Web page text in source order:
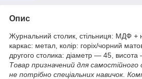
Опис
Журнальний столик, стільниця: МДФ +
каркас: метал, колір: горіх/чорний
другого столика: діаметр — 45, висота
Товар призначений для самостійного
не потрібно спеціальних навичок.